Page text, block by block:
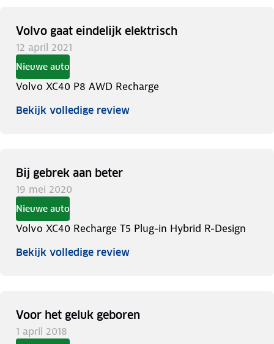
Volvo gaat eindelijk elektrisch
12 april 2021
Nieuwe auto
Volvo XC40 P8 AWD Recharge
Bekijk volledige review
Bij gebrek aan beter
19 mei 2020
Nieuwe auto
Volvo XC40 Recharge T5 Plug-in Hybrid R-Design
Bekijk volledige review
Voor het geluk geboren
1 april 2018